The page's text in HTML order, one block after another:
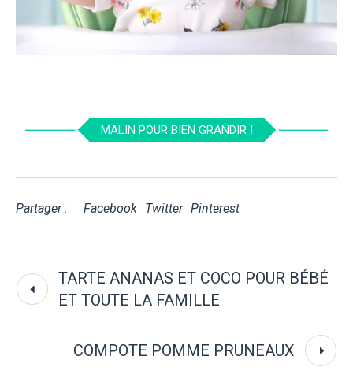
MALIN POUR BIEN GRANDIR !
Partager : Facebook Twitter Pinterest
TARTE ANANAS ET COCO POUR BÉBÉ
ET TOUTE LA FAMILLE
COMPOTE POMME PRUNEAUX